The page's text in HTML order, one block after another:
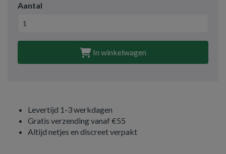
Aantal
In winkelwagen
Levertijd 1-3 werkdagen
Gratis verzending vanaf €55
Altijd netjes en discreet verpakt